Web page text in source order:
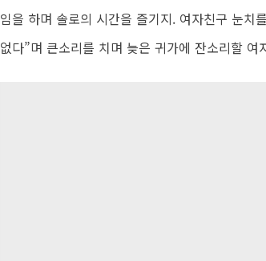
임을 하며 솔로의 시간을 즐기지. 여자친구 눈치
없다”며 큰소리를 치며 늦은 귀가에 잔소리할